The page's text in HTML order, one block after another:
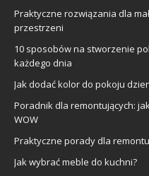
Praktyczne rozwiązania dla
przestrzeni
10 sposobów na stworzenie
każdego dnia
Jak dodać kolor do pokoju
Poradnik dla remontujących:
WOW
Praktyczne porady dla
Jak wybrać meble do kuchni?